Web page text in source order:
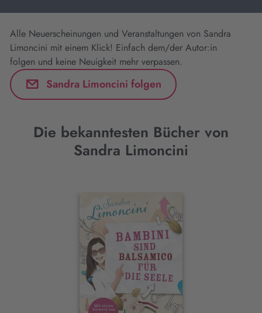
Alle Neuerscheinungen und Veranstaltungen von Sandra
Limoncini mit einem Klick! Einfach dem/der Autor:in
folgen und keine Neuigkeit mehr verpassen.
Sandra Limoncini folgen
Die bekanntesten Bücher von
Sandra Limoncini